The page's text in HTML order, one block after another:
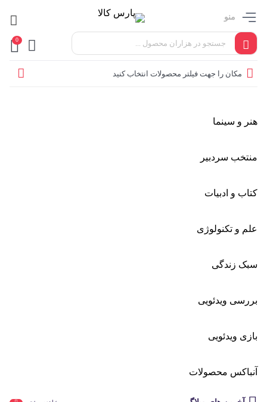
منو
0
مکان را جهت فیلتر محصولات انتخاب کنید
هنر و سینما
منتخب سردبیر
کتاب و ادبیات
علم و تکنولوژی
سبک زندگی
بررسی ویدئویی
بازی ویدئویی
آنباکس محصولات